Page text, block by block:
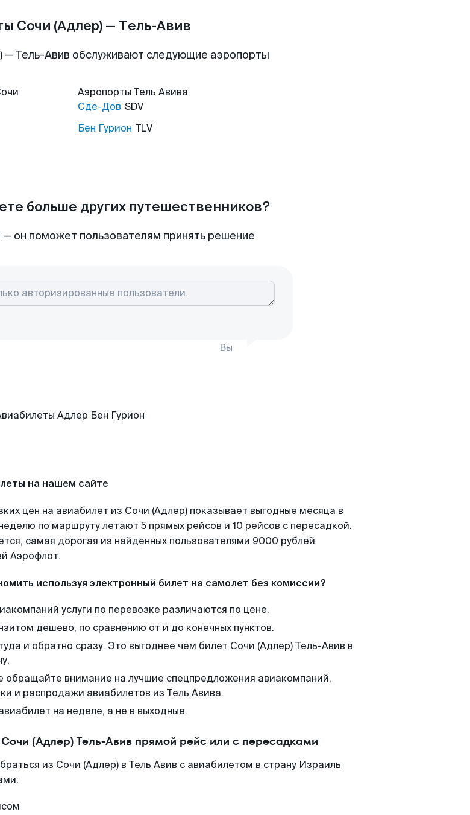
Сочи (Адлер) — Тель-Авив
— Тель-Авив обслуживают следующие аэропорты
Аэропорты Тель Авива
Сде-Дов SDV
Бен Гурион TLV
больше других путешественников?
он поможет пользователям принять решение
Вы
на нашем сайте
цен на авиабилет из Сочи (Адлер) показывает выгодные месяца в
по маршруту летают 5 прямых рейсов и 10 рейсов с пересадкой.
самая дорогая из найденных пользователями 9000 рублей
Аэрофлот.
используя электронный билет на самолет без комиссии?
услуги по перевозке различаются по цене.
дешево, по сравнению от и до конечных пунктов.
и обратно сразу. Это выгоднее чем билет Сочи (Адлер) Тель-Авив в
обращайте внимание на лучшие спецпредложения авиакомпаний,
и распродажи авиабилетов из Тель Авива.
на неделе, а не в выходные.
(Адлер) Тель-Авив прямой рейс или с пересадками
из Сочи (Адлер) в Тель Авив с авиабилетом в страну Израиль